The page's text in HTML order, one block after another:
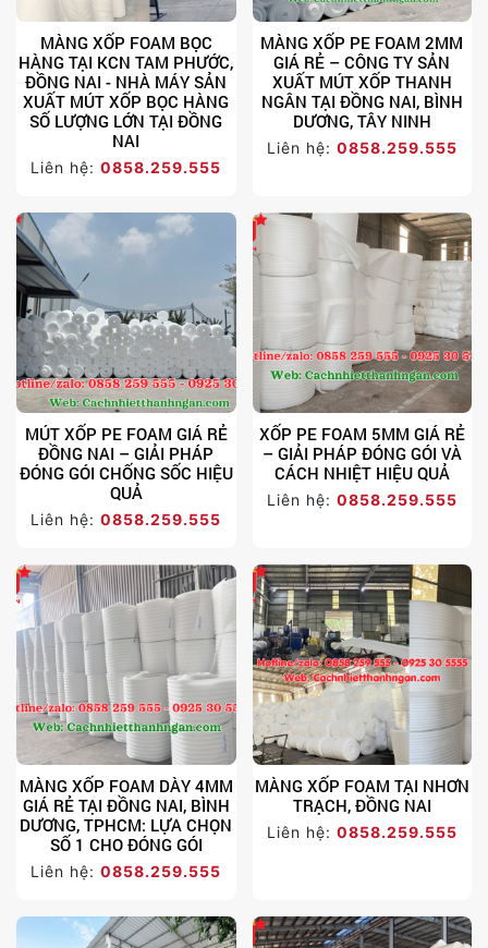
MÀNG XỐP FOAM BỌC
HÀNG TẠI KCN TAM PHƯỚC,
ĐỒNG NAI - NHÀ MÁY SẢN
XUẤT MÚT XỐP BỌC HÀNG
SỐ LƯỢNG LỚN TẠI ĐỒNG
NAI
Liên hệ:0858.259.555
MÀNG XỐP PE FOAM 2MM
GIÁ RẺ – CÔNG TY SẢN
XUẤT MÚT XỐP THANH
NGÂN TẠI ĐỒNG NAI, BÌNH
DƯƠNG, TÂY NINH
Liên hệ: 0858.259.555
MÚT XỐP PE FOAM GIÁ RẺ
ĐỒNG NAI – GIẢI PHÁP
ĐÓNG GÓI CHỐNG SỐC HIỆU
QUẢ
Liên hệ:0858.259.555
XỐP PE FOAM 5MM GIÁ RẺ
– GIẢI PHÁP ĐÓNG GÓI VÀ
CÁCH NHIỆT HIỆU QUẢ
Liên hệ: 0858.259.555
MÀNG XỐP FOAM DÀY 4MM
GIÁ RẺ TẠI ĐỒNG NAI, BÌNH
DƯƠNG, TPHCM: LỰA CHỌN
SỐ 1 CHO ĐÓNG GÓI
Liên hệ:0858.259.555
MÀNG XỐP FOAM TẠI NHƠN
TRẠCH, ĐỒNG NAI
Liên hệ: 0858.259.555